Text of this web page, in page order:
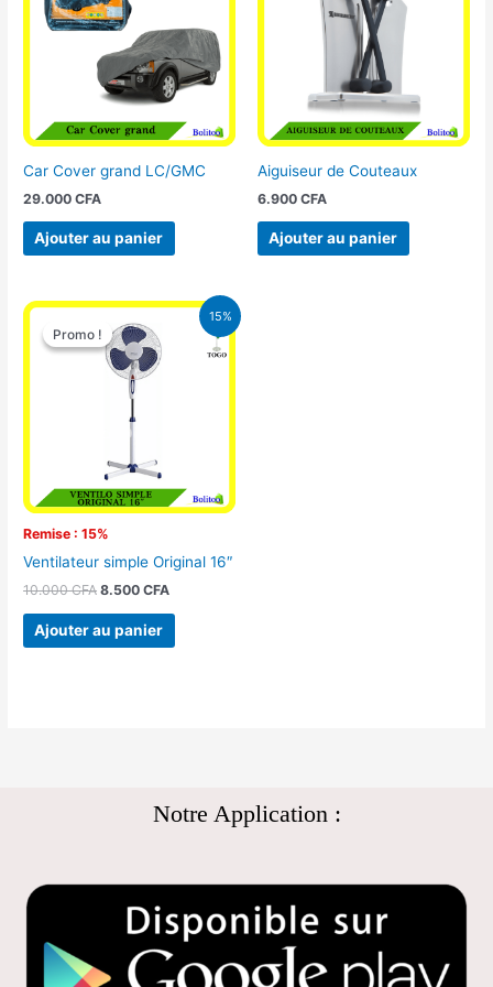
Car Cover grand LC/GMC
29.000CFA
Ajouter au panier
Aiguiseur de Couteaux
6.900 CFA
Ajouter au panier
15%
Promo !
Remise : 15%
Promo !
Ventilateur simple Original 16″
10.000CFA
Le
prix
initial
était :
10.000 CFA.
8.500CFA
Le
Ajouter au panier
Notre Application :